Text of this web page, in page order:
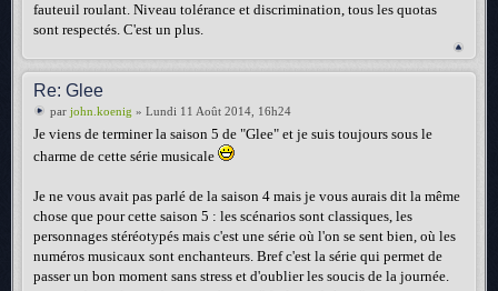
fauteuil roulant. Niveau tolérance et discrimination, tous les quotas
sont respectés. C'est un plus.
Re: Glee
par john.koenig » Lundi 11 Août 2014, 16h24
Je viens de terminer la saison 5 de "Glee" et je suis toujours sous le
charme de cette série musicale
Je ne vous avait pas parlé de la saison 4 mais je vous aurais dit la même
chose que pour cette saison 5 : les scénarios sont classiques, les
personnages stéréotypés mais c'est une série où l'on se sent bien, où les
numéros musicaux sont enchanteurs. Bref c'est la série qui permet de
passer un bon moment sans stress et d'oublier les soucis de la journée.